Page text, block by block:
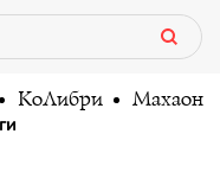
КоЛибри Махаон